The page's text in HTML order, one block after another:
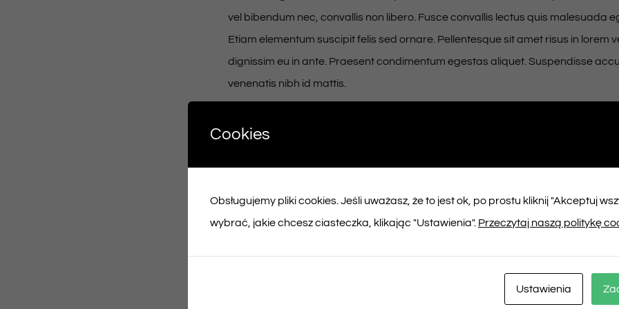
vel bibendum nec, convallis non libero. Fusce convallis lectus quis malesuada
Etiam elementum suscipit felis sed ornare. Pellentesque sit amet risus in lorem
dignissim eu in ante. Praesent condimentum egestas aliquet. Suspendisse
venenatis nibh id mattis.
blandit nunc consectetur, sed porttitor lorem lobortis. Nullam vitae auctor
a pellentesque luctus, nunc tortor pretium felis, in egestas magna orci quis dui.
dignissim metus, et pharetra lorem. Sed tincidunt feugiat est, id cursus metus
Cookies
Obsługujemy pliki cookies. Jeśli uważasz, że to jest ok, po prostu kliknij "Akceptuj
wybrać, jakie chcesz ciasteczka, klikając "Ustawienia". Przeczytaj naszą politykę
Ustawienia